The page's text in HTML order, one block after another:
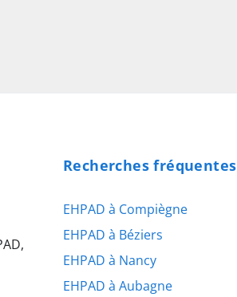
Recherches fréquentes
EHPAD à Compiègne
EHPAD à Béziers
EHPAD à Nancy
EHPAD à Aubagne